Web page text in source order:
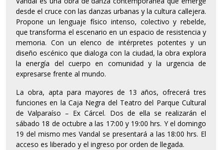
desde el cruce con las danzas urbanas y la cultura callejera.
Propone un lenguaje físico intenso, colectivo y rebelde,
que transforma el escenario en un espacio de resistencia y
memoria. Con un elenco de intérpretes potentes y un
diseño escénico que dialoga con la ciudad, la obra explora
la energía del cuerpo en comunidad y la urgencia de
expresarse frente al mundo.
La obra, apta para mayores de 13 años, ofrecerá tres
funciones en la Caja Negra del Teatro del Parque Cultural
de Valparaíso – Ex Cárcel. Dos de ella se realizarán el
sábado 18 de octubre a las 17:00 y 19:00 hrs. Y el domingo
19 del mismo mes Vandal se presentará a las 18:00 hrs. El
acceso es liberado y el ingreso por orden de llegada.